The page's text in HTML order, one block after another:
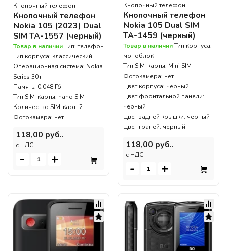
Кнопочный телефон
Кнопочный телефон
Nokia 105 (2023) Dual
SIM TA-1557 (черный)
Товар в наличииТип: телефон
Тип корпуса: классический
Операционная система: Nokia
Series 30+
Память: 0.048 Гб
Тип SIM-карты: nano SIM
Количество SIM-карт: 2
Фотокамера: нет
118,00 руб..
c НДС
- +
Кнопочный телефон
Кнопочный телефон
Nokia 105 Dual SIM
TA-1459 (черный)
Товар в наличииТип корпуса:
моноблок
Тип SIM-карты: Mini SIM
Фотокамера: нет
Цвет корпуса: черный
Цвет фронтальной панели:
черный
Цвет задней крышки: черный
Цвет граней: черный
118,00 руб..
c НДС
- +